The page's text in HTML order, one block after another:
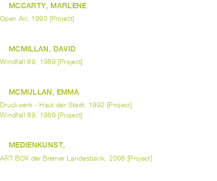
MCCARTY, MARLENE
Open Air, 1993 [Project]
MCMILLAN, DAVID
Windfall 89, 1989 [Project]
MCMULLAN, EMMA
Druckwerk - Haut der Stadt, 1992 [Project]
Windfall 89, 1989 [Project]
MEDIENKUNST,
ART BOX der Bremer Landesbank, 2008 [Project]